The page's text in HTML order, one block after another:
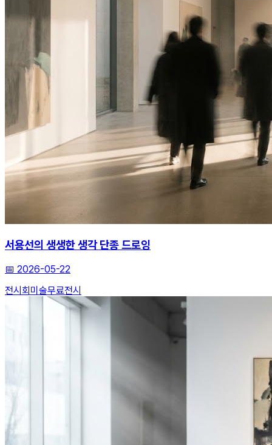
서용선의 생생한 생각 단종 드로잉
📅 2026-05-22
전시회미술무료전시